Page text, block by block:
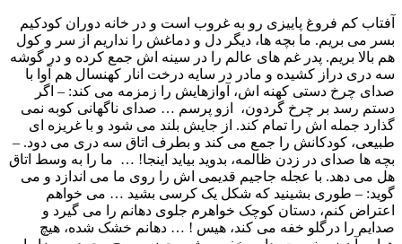
آفتاب کم فروغ پاییزی رو به غروب است و در خانه دوران کودکیم
بسر می بریم. ما بچه ها، دیگر دل و دماغش را نداریم از سر و کول
هم بالا بریم. پدر غم های عالم را در سینه اش جمع کرده و در گوشه
سه دری دراز کشیده و مادر در سایه درخت انار کهنسال هم آوا با
صدای چرخ دستی کهنه اش، آوازهایش را زمزمه می کند: – اگر
دستم رسد بر چرخ گردون، ازو پرسم … صدای ناگهانی کوبه نمی
گذارد جمله اش را تمام کند. از جایش بلند می شود و با غریزه ای
طبیعی، کودکانش را جمع می کند و بطرف اتاق سه دری می دود. –
بچه ها صدای در زدن ظالمه، بدوید بیاید اینجا! … ما را به وسط اتاق
هل می دهد. با عجله جاجیم قدیمی اش را روی ما می اندازد و می
گوید: – طوری بشینید که شکل یک کرسی بشید … می خواهم
اعتراض کنم، دستان کوچک خواهرم جلوی دهانم را می گیرد و
صدایم را درگلو خفه می کند، هیس ! … دهانم خشک شده، هیچ